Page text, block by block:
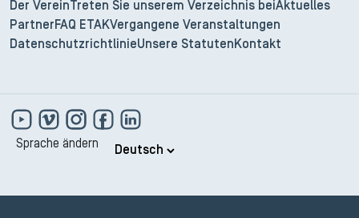
Der Verein Treten Sie unserem Verzeichnis beiAktuelles
Partner FAQ ETAKVergangene Veranstaltungen
DatenschutzrichtlinieUnsere Statuten Kontakt
Sprache ändern